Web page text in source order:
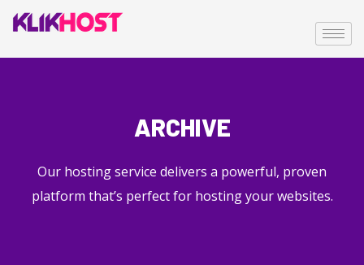
ARCHIVE
Our hosting service delivers a powerful, proven
platform that’s perfect for hosting your websites.